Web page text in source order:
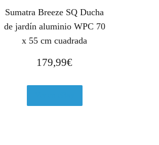
Sumatra Breeze SQ Ducha
de jardín aluminio WPC 70
x 55 cm cuadrada
179,99€